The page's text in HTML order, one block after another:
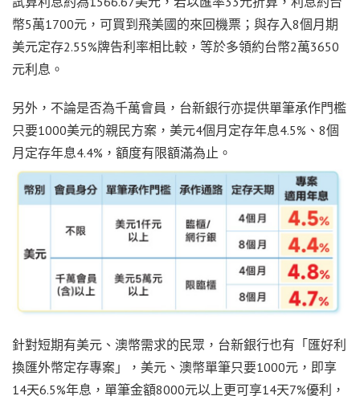
幣5萬1700元，可買到飛美國的來回機票；與存入8個月期
美元定存2.55%牌告利率相比較，等於多領約台幣2萬3650
元利息。
另外，不論是否為千萬會員，台新銀行亦提供單筆承作門檻
只要1000美元的親民方案，美元4個月定存年息4.5%、8個
月定存年息4.4%，額度有限額滿為止。
針對短期有美元、澳幣需求的民眾，台新銀行也有「匯好利
換匯外幣定存專案」，美元、澳幣單筆只要1000元，即享
14天6.5%年息，單筆金額8000元以上更可享14天7%優利，